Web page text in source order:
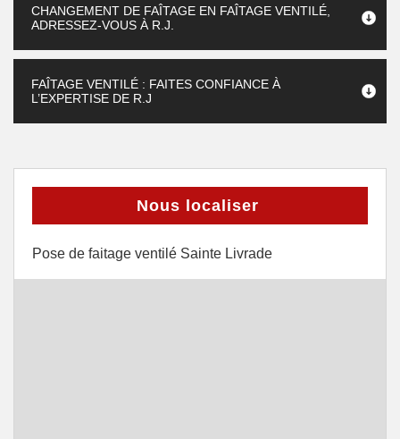
CHANGEMENT DE FAÎTAGE EN FAÎTAGE VENTILÉ,
ADRESSEZ-VOUS À R.J.
FAÎTAGE VENTILÉ : FAITES CONFIANCE À
L’EXPERTISE DE R.J
Nous localiser
Pose de faitage ventilé Sainte Livrade